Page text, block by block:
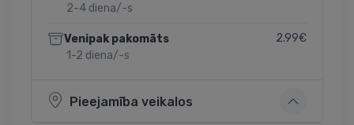
2-4 diena/-s
Venipak pakomāts
1-2 diena/-s
2.99€
Pieejamība veikalos